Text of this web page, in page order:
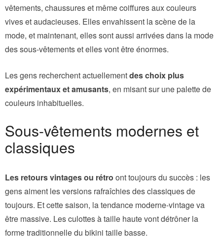
vêtements, chaussures et même coiffures aux couleurs
vives et audacieuses. Elles envahissent la scène de la
mode, et maintenant, elles sont aussi arrivées dans la mode
des sous-vêtements et elles vont être énormes.
Les gens recherchent actuellementdes choix plus
expérimentaux et amusants, en misant sur une palette de
couleurs inhabituelles.
Sous-vêtements modernes et
classiques
Les retours vintages ou rétro ont toujours du succès : les
gens aiment les versions rafraîchies des classiques de
toujours. Et cette saison, la tendance moderne-vintage va
être massive. Les culottes à taille haute vont détrôner la
forme traditionnelle du bikini taille basse.